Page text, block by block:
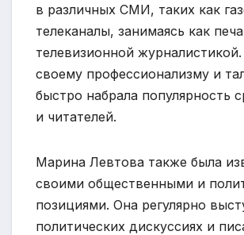
в различных СМИ, таких как
телеканалы, занимаясь как
телевизионной
своему профессионализму и
быстро набрала популярность
и читателей.
Марина Левтова также была
своими общественными и
позициями. Она регулярно
политических дискуссиях и